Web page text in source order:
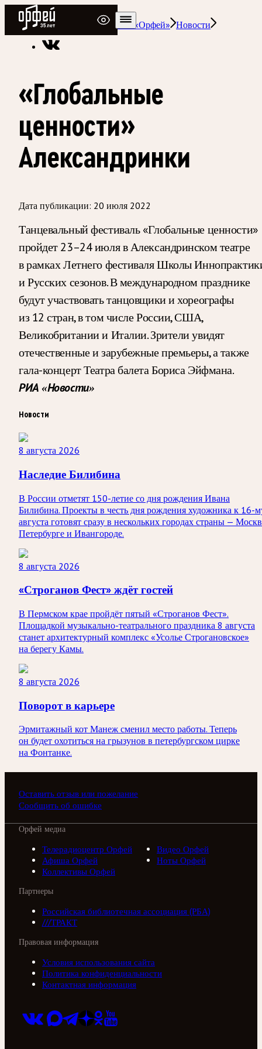
Радио Орфей
Радио классической музыки «Орфей» Новости
«Глобальные
ценности»
Александринки
Дата публикации: 20 июля 2022
Танцевальный фестиваль «Глобальные ценности»
пройдет 23–24 июля в Александринском театре
в рамках Летнего фестиваля Школы
и Русских сезонов. В международном празднике
будут участвовать танцовщики и хореографы
из 12 стран, в том числе России, США,
Великобритании и Италии. Зрители увидят
отечественные и зарубежные премьеры, а также
гала-концерт Театра балета Бориса Эйфмана.
РИА «Новости»
Новости
8 августа 2026
Наследие Билибина
В России отметят 150-летие со дня рождения Ивана
Билибина. Проекты в честь дня рождения художника к 16-
августа готовят сразу в нескольких городах страны —
Петербурге и Ивангороде.
8 августа 2026
«Строганов Фест» ждёт гостей
В Пермском крае пройдёт пятый «Строганов Фест».
Площадкой музыкально-театрального праздника 8 августа
станет архитектурный комплекс «Усолье Строгановское»
на берегу Камы.
8 августа 2026
Поворот в карьере
Эрмитажный кот Манеж сменил место работы. Теперь
он будет охотиться на грызунов в петербургском цирке
на Фонтанке.
Оставить отзыв или пожелание
Сообщить об ошибке
Орфей медиа
Телерадиоцентр Орфей
Видео Орфей
Афиша Орфей
Ноты Орфей
Коллективы Орфей
Партнеры
Российская библиотечная ассоциация (РБА)
///ТРАКТ
Правовая информация
Условия использования сайта
Политика конфиденциальности
Контактная информация